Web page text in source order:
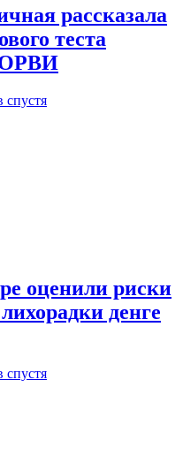
рассказала
теста
ОРВИ
спустя
оценили риски
денге
спустя